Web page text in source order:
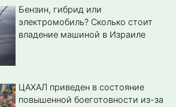
Бензин, гибрид или
электромобиль? Cколько стоит
владение машиной в Израиле
ЦАХАЛ приведен в состояние
повышенной боеготовности из-за